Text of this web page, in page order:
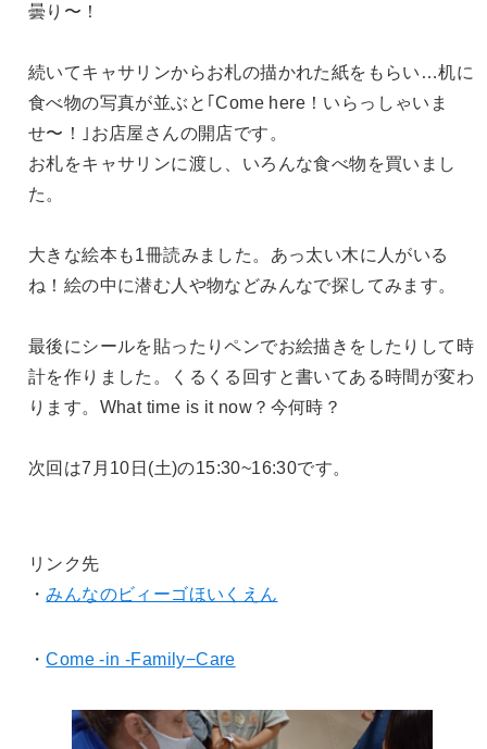
曇り〜！
続いてキャサリンからお札の描かれた紙をもらい…机に
食べ物の写真が並ぶと｢Come here！いらっしゃいま
せ〜！｣お店屋さんの開店です。
お札をキャサリンに渡し、いろんな食べ物を買いまし
た。
大きな絵本も1冊読みました。あっ太い木に人がいる
ね！絵の中に潜む人や物などみんなで探してみます。
最後にシールを貼ったりペンでお絵描きをしたりして時
計を作りました。くるくる回すと書いてある時間が変わ
ります。What time is it now？今何時？
次回は7月10日(土)の15:30~16:30です。
リンク先
・みんなのビィーゴほいくえん
・Come -in -Family−Care